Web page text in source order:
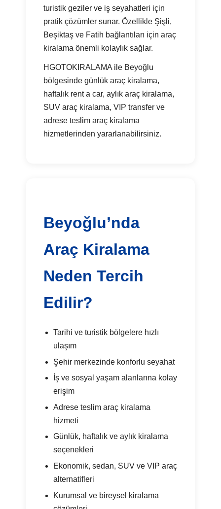
turistik geziler ve iş seyahatleri için
pratik çözümler sunar. Özellikle Şişli,
Beşiktaş ve Fatih bağlantıları için araç
kiralama önemli kolaylık sağlar.
HGOTOKIRALAMA ile Beyoğlu
bölgesinde günlük araç kiralama,
haftalık rent a car, aylık araç kiralama,
SUV araç kiralama, VIP transfer ve
adrese teslim araç kiralama
hizmetlerinden yararlanabilirsiniz.
Beyoğlu’nda
Araç Kiralama
Neden Tercih
Edilir?
Tarihi ve turistik bölgelere hızlı
ulaşım
Şehir merkezinde konforlu seyahat
İş ve sosyal yaşam alanlarına kolay
erişim
Adrese teslim araç kiralama
hizmeti
Günlük, haftalık ve aylık kiralama
seçenekleri
Ekonomik, sedan, SUV ve VIP araç
alternatifleri
Kurumsal ve bireysel kiralama